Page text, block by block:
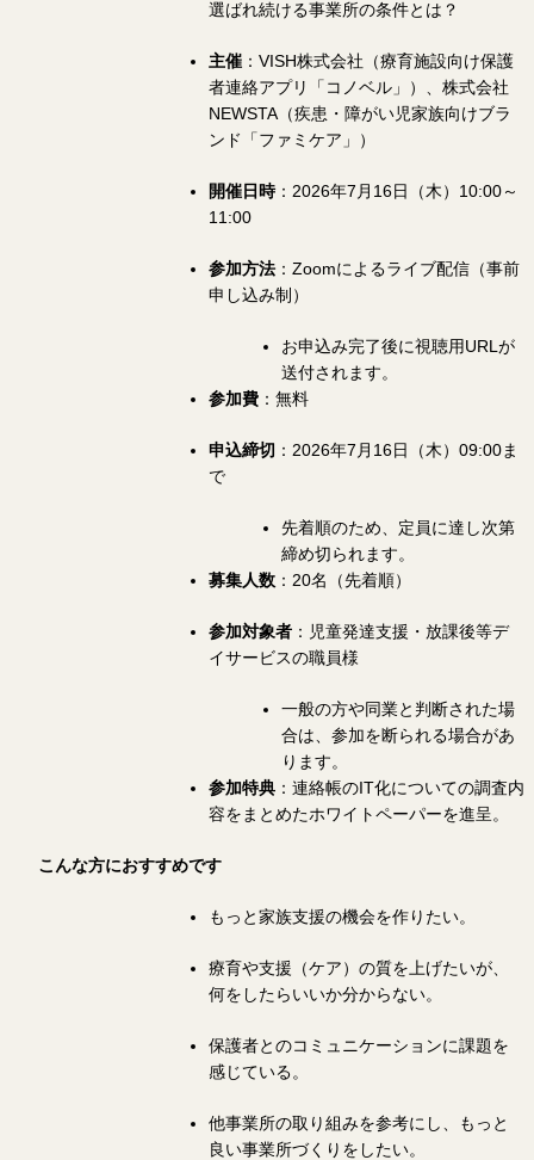
選ばれ続ける事業所の条件とは？
主催 ：VISH株式会社（療育施設向け保護
者連絡アプリ「コノベル」）、株式会社
NEWSTA（疾患・障がい児家族向けブラ
ンド「ファミケア」）
開催日時：2026年7月16日（木）10:00～
11:00
参加方法 ：Zoomによるライブ配信（事前
申し込み制）
お申込み完了後に視聴用URLが
送付されます。
参加費 ：無料
申込締切 ：2026年7月16日（木）09:00ま
で
先着順のため、定員に達し次第
締め切られます。
募集人数 ：20名（先着順）
参加対象者 ：児童発達支援・放課後等デ
イサービスの職員様
一般の方や同業と判断された場
合は、参加を断られる場合があ
ります。
参加特典 ：連絡帳のIT化についての調査内
容をまとめたホワイトペーパーを進呈。
こんな方におすすめです
もっと家族支援の機会を作りたい。
療育や支援（ケア）の質を上げたいが、
何をしたらいいか分からない。
保護者とのコミュニケーションに課題を
感じている。
他事業所の取り組みを参考にし、もっと
良い事業所づくりをしたい。